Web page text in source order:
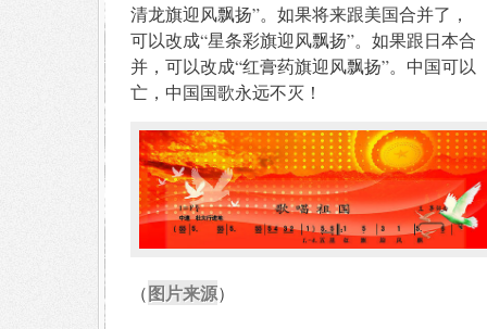
清龙旗迎风飘扬”。如果将来跟美国合并了，
可以改成“星条彩旗迎风飘扬”。如果跟日本合
并，可以改成“红膏药旗迎风飘扬”。中国可以
亡，中国国歌永远不灭！
（图片来源）